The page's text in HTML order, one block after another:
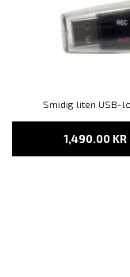
Smidig liten USB-
1,490.00 KR